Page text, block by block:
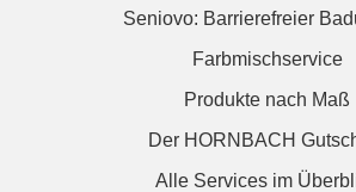
Seniovo: Barrierefreier
Farbmischservice
Produkte nach Maß
Der HORNBACH
Alle Services im